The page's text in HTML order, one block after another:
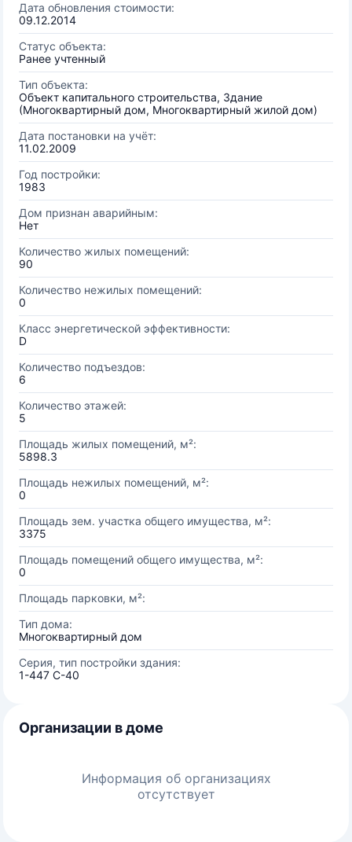
Дата обновления стоимости:
09.12.2014
Статус объекта:
Ранее учтенный
Тип объекта:
Объект капитального строительства, Здание
(Многоквартирный дом, Многоквартирный жилой дом)
Дата постановки на учёт:
11.02.2009
Год постройки:
1983
Дом признан аварийным:
Нет
Количество жилых помещений:
90
Количество нежилых помещений:
0
Класс энергетической эффективности:
D
Количество подъездов:
6
Количество этажей:
5
Площадь жилых помещений, м²:
5898.3
Площадь нежилых помещений, м²:
0
Площадь зем. участка общего имущества, м²:
3375
Площадь помещений общего имущества, м²:
0
Площадь парковки, м²:
Тип дома:
Многоквартирный дом
Серия, тип постройки здания:
1-447 С-40
Организации в доме
Информация об организациях
отсутствует